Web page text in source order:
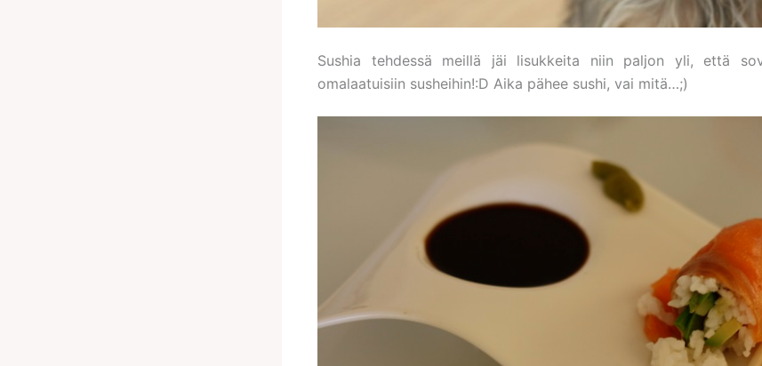
Sushia tehdessä meillä jäi lisukkeita niin paljon yli, että
omalaatuisiin susheihin!:D Aika pähee sushi, vai mitä…;)